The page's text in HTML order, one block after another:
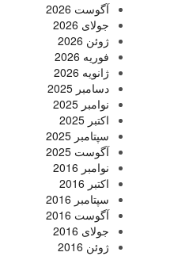
آگوست 2026
جولای 2026
ژوئن 2026
فوریه 2026
ژانویه 2026
دسامبر 2025
نوامبر 2025
اکتبر 2025
سپتامبر 2025
آگوست 2025
نوامبر 2016
اکتبر 2016
سپتامبر 2016
آگوست 2016
جولای 2016
ژوئن 2016